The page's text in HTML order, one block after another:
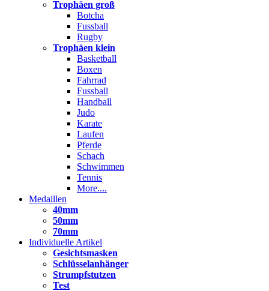
Trophäen groß
Botcha
Fussball
Rugby
Trophäen klein
Basketball
Boxen
Fahrrad
Fussball
Handball
Judo
Karate
Laufen
Pferde
Schach
Schwimmen
Tennis
More....
Medaillen
40mm
50mm
70mm
Individuelle Artikel
Gesichtsmasken
Schlüsselanhänger
Strumpfstutzen
Test